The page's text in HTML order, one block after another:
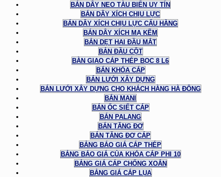
BÁN DÂY NEO TÀU BIỂN UY TÍN
BÁN DÂY XÍCH CHỊU LỰC
BÁN DÂY XÍCH CHỊU LỰC CẨU HÀNG
BÁN DÂY XÍCH MẠ KẼM
BẢN DẸT HAI ĐẦU MẮT
BẢN ĐẦU CỘT
BÀN GIAO CÁP THÉP BỌC 8 L6
BÁN KHÓA CÁP
BÁN LƯỚI XÂY DỰNG
BÁN LƯỚI XÂY DỰNG CHO KHÁCH HÀNG HÀ ĐÔNG
BÁN MANI
BÁN ỐC SIẾT CÁP
BÁN PALANG
BÁN TĂNG ĐƠ
BÁN TĂNG ĐƠ CÁP
BẢNG BÁO GIÁ CÁP THÉP
BẢNG BÁO GIÁ CỦA KHÓA CÁP PHI 10
BẢNG GIÁ CÁP CHỐNG XOẮN
BẢNG GIÁ CÁP LỤA